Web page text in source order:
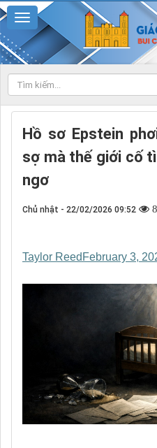
Hồ sơ Epstein
sợ mà thế giới cố
ngơ
Chủ nhật - 22/02/2026 09:52
Taylor Reed February 3,